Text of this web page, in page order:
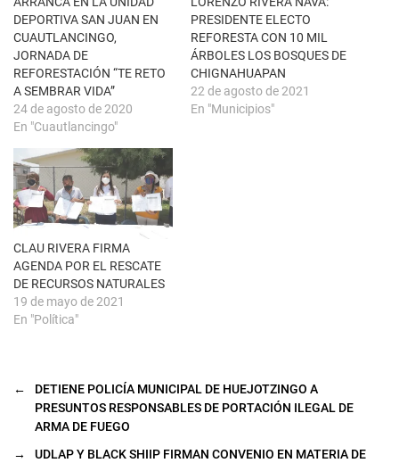
t
a
n
a
n
u
e
v
a
)
(
S
e
r
e
e
n
u
n
v
e
n
a
n
a
u
e
v
a
)
DEPORTIVA SAN JUAN EN
CUAUTLANCINGO,
JORNADA DE
REFORESTACIÓN “TE RETO
A SEMBRAR VIDA”
24 de agosto de 2020
En "Cuautlancingo"
PRESIDENTE ELECTO
REFORESTA CON 10 MIL
ÁRBOLES LOS BOSQUES DE
CHIGNAHUAPAN
22 de agosto de 2021
En "Municipios"
CLAU RIVERA FIRMA
AGENDA POR EL RESCATE
DE RECURSOS NATURALES
19 de mayo de 2021
En "Política"
←
DETIENE POLICÍA MUNICIPAL DE HUEJOTZINGO A
PRESUNTOS RESPONSABLES DE PORTACIÓN ILEGAL DE
ARMA DE FUEGO
→
UDLAP Y BLACK SHIIP FIRMAN CONVENIO EN MATERIA DE